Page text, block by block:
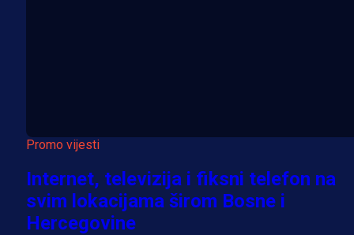
Promo vijesti
Internet, televizija i fiksni telefon na
svim lokacijama širom Bosne i
Hercegovine